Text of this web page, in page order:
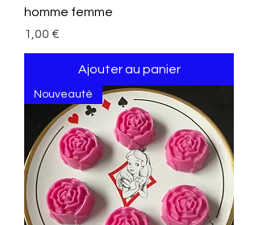
homme femme
Prix
1,00 €
Ajouter au panier
Nouveauté